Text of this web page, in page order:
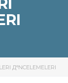
Д°NCELEMELERI